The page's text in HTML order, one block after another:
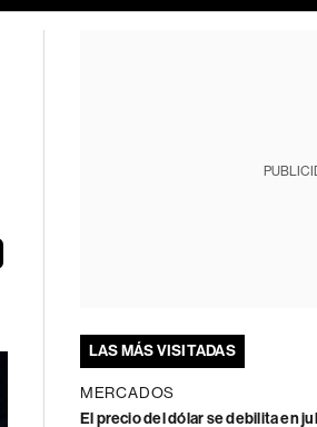
LAS MÁS VISITADAS
MERCADOS
El precio del dólar se debilita en